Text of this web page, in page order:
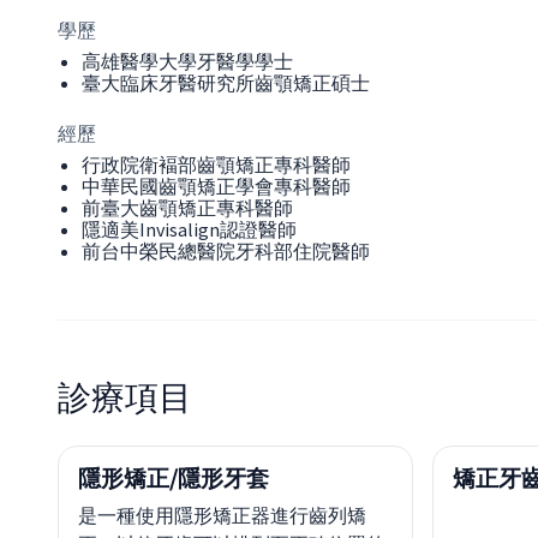
學歷
高雄醫學大學牙醫學學士
臺大臨床牙醫研究所齒顎矯正碩士
經歷
行政院衛褔部齒顎矯正專科醫師
中華民國齒顎矯正學會專科醫師
前臺大齒顎矯正專科醫師
隱適美Invisalign認證醫師
前台中榮民總醫院牙科部住院醫師
診療項目
隱形矯正/隱形牙套
是一種使用隱形矯正器進行齒列矯
矯正牙